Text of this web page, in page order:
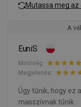
Mutassa meg
A
EuniS
Minőség:
Megjelenés:
Úgy tűnik, hogy ez
masszívnak tűnik.